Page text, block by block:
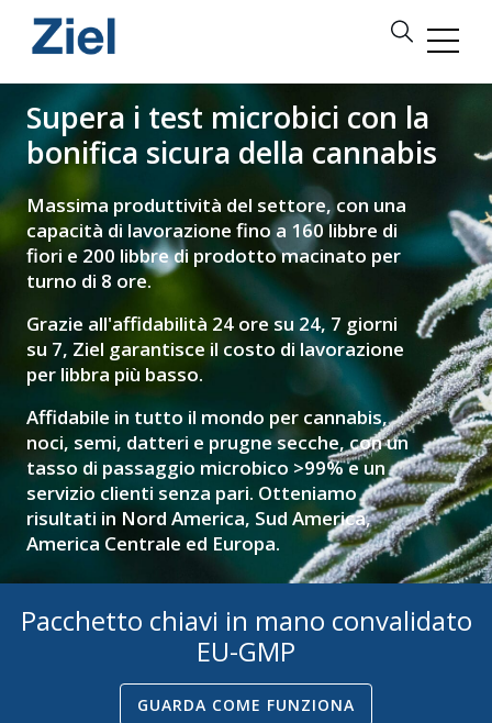
Supera i test microbici con la
bonifica sicura della cannabis
Massima produttività del settore, con una
capacità di lavorazione fino a 160 libbre di
fiori e 200 libbre di prodotto macinato per
turno di 8 ore.
Grazie all'affidabilità 24 ore su 24, 7 giorni
su 7, Ziel garantisce il costo di lavorazione
per libbra più basso.
Affidabile in tutto il mondo per cannabis,
noci, semi, datteri e prugne secche, con un
tasso di passaggio microbico >99% e un
servizio clienti senza pari. Otteniamo
risultati in Nord America, Sud America,
America Centrale ed Europa.
SOLUZIONI PER LA CANNABIS
Pacchetto chiavi in mano convalidato
EU-GMP
GUARDA COME FUNZIONA